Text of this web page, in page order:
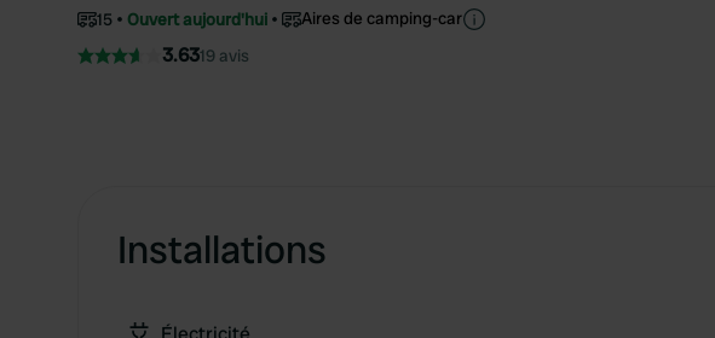
15 Ouvert aujourd'hui Aires de camping-car
3.6319 avis
Installations